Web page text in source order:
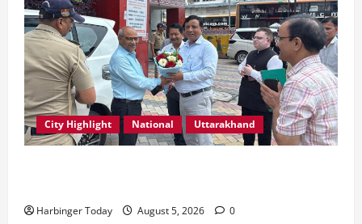
City Highlight National Uttarakhand
Harbinger Today August 5, 2026 0